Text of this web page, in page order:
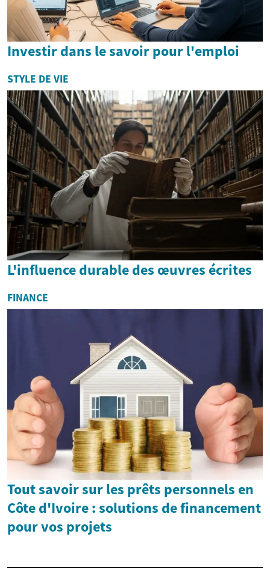
Investir dans le savoir pour l'emploi
STYLE DE VIE
L'influence durable des œuvres écrites
FINANCE
Tout savoir sur les prêts personnels en
Côte d'Ivoire : solutions de financement
pour vos projets